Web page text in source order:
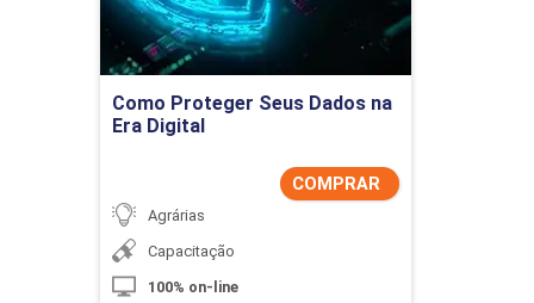
Como Proteger Seus Dados na
Era Digital
COMPRAR
Agrárias
Capacitação
100% on-line
Comprar Agora